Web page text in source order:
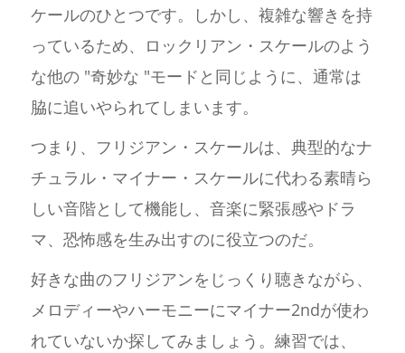
ケールのひとつです。しかし、複雑な響きを持
っているため、ロックリアン・スケールのよう
な他の "奇妙な "モードと同じように、通常は
脇に追いやられてしまいます。
つまり、フリジアン・スケールは、典型的なナ
チュラル・マイナー・スケールに代わる素晴ら
しい音階として機能し、音楽に緊張感やドラ
マ、恐怖感を生み出すのに役立つのだ。
好きな曲のフリジアンをじっくり聴きながら、
メロディーやハーモニーにマイナー2ndが使わ
れていないか探してみましょう。練習では、